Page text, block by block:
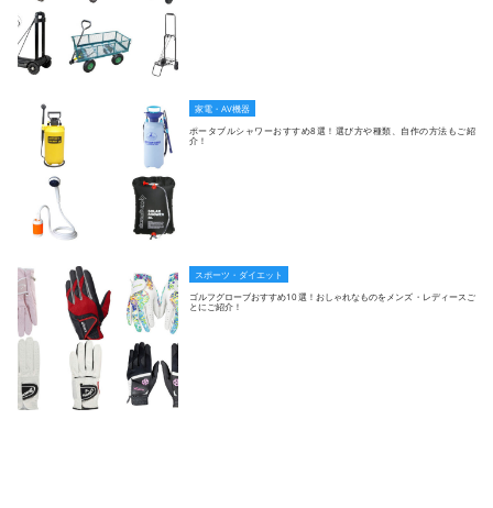
家電・AV機器
ポータブルシャワーおすすめ8選！選び方や種類、自作の方法もご紹
介！
スポーツ・ダイエット
ゴルフグローブおすすめ10選！おしゃれなものをメンズ・レディースご
とにご紹介！